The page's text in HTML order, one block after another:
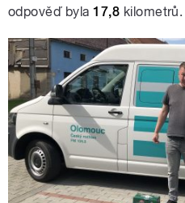
odpověď byla17,8 kilometrů.